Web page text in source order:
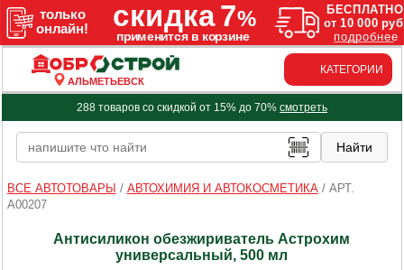
АЛЬМЕТЬЕВСК
КАТЕГОРИИ
288 товаров со скидкой от 15% до 70% смотреть
ВСЕ АВТОТОВАРЫ / АВТОХИМИЯ И АВТОКОСМЕТИКА/ АРТ.
A00207
Антисиликон обезжириватель Астрохим
универсальный, 500 мл